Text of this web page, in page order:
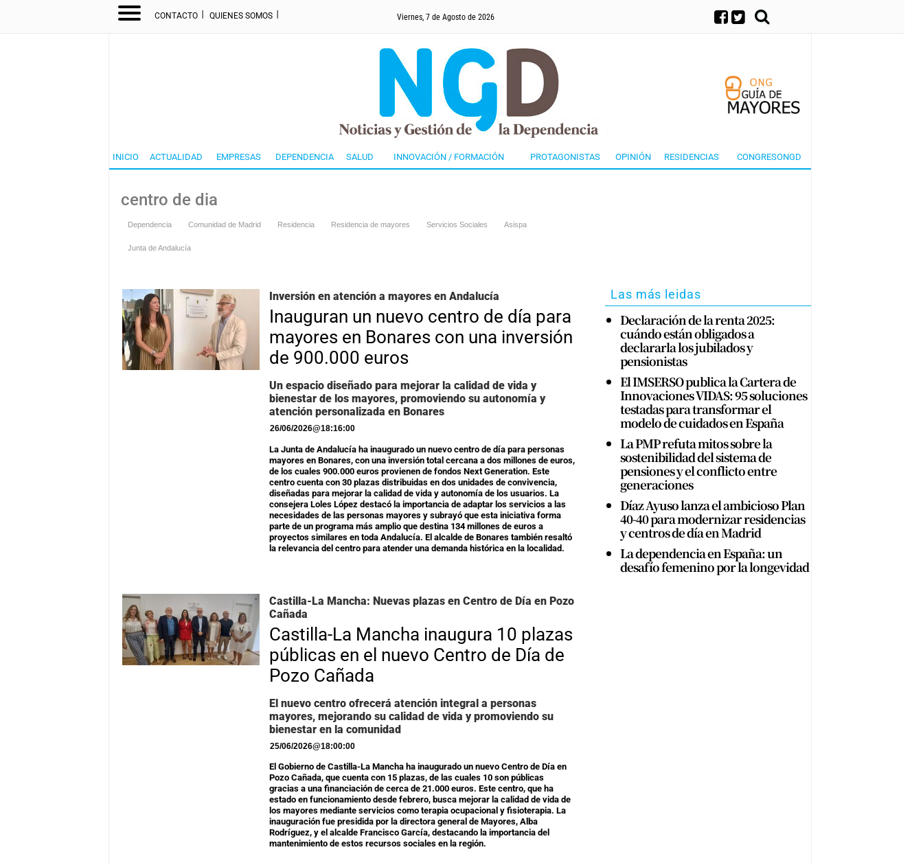
CONTACTO I QUIENES SOMOS I Viernes, 7 de Agosto de 2026
INICIO ACTUALIDAD EMPRESAS DEPENDENCIA SALUD INNOVACIÓN / FORMACIÓN PROTAGONISTAS OPINIÓN RESIDENCIAS CONGRESONGD
centro de dia
Dependencia Comunidad de Madrid Residencia Residencia de mayores Servicios Sociales Asispa
Junta de Andalucía
Inversión en atención a mayores en Andalucía
Inauguran un nuevo centro de día para
mayores en Bonares con una inversión
de 900.000 euros
Un espacio diseñado para mejorar la calidad de vida y
bienestar de los mayores, promoviendo su autonomía y
atención personalizada en Bonares
26/06/2026@18:16:00
La Junta de Andalucía ha inaugurado un nuevo centro de día para personas
mayores en Bonares, con una inversión total cercana a dos millones de euros,
de los cuales 900.000 euros provienen de fondos Next Generation. Este
centro cuenta con 30 plazas distribuidas en dos unidades de convivencia,
diseñadas para mejorar la calidad de vida y autonomía de los usuarios. La
consejera Loles López destacó la importancia de adaptar los servicios a las
necesidades de las personas mayores y subrayó que esta iniciativa forma
parte de un programa más amplio que destina 134 millones de euros a
proyectos similares en toda Andalucía. El alcalde de Bonares también resaltó
la relevancia del centro para atender una demanda histórica en la localidad.
Castilla-La Mancha: Nuevas plazas en Centro de Día en Pozo
Cañada
Castilla-La Mancha inaugura 10 plazas
públicas en el nuevo Centro de Día de
Pozo Cañada
El nuevo centro ofrecerá atención integral a personas
mayores, mejorando su calidad de vida y promoviendo su
bienestar en la comunidad
25/06/2026@18:00:00
El Gobierno de Castilla-La Mancha ha inaugurado un nuevo Centro de Día en
Pozo Cañada, que cuenta con 15 plazas, de las cuales 10 son públicas
gracias a una financiación de cerca de 21.000 euros. Este centro, que ha
estado en funcionamiento desde febrero, busca mejorar la calidad de vida de
los mayores mediante servicios como terapia ocupacional y fisioterapia. La
inauguración fue presidida por la directora general de Mayores, Alba
Rodríguez, y el alcalde Francisco García, destacando la importancia del
mantenimiento de estos recursos sociales en la región.
Las más leidas
Declaración de la renta 2025:
cuándo están obligados a
declararla los jubilados y
pensionistas
El IMSERSO publica la Cartera de
Innovaciones VIDAS: 95 soluciones
testadas para transformar el
modelo de cuidados en España
La PMP refuta mitos sobre la
sostenibilidad del sistema de
pensiones y el conflicto entre
generaciones
Díaz Ayuso lanza el ambicioso Plan
40-40 para modernizar residencias
y centros de día en Madrid
La dependencia en España: un
desafío femenino por la longevidad